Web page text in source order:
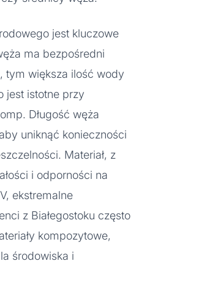
jest kluczowe
ma bezpośredni
tym większa ilość wody
jest istotne przy
Długość węża
uniknąć konieczności
Materiał, z
i odporności na
ekstremalne
z Białegostoku często
kompozytowe,
środowiska i